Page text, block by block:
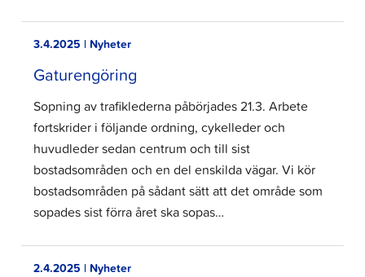
3.4.2025 | Nyheter
Gaturengöring
Sopning av trafiklederna påbörjades 21.3. Arbete
fortskrider i följande ordning, cykelleder och
huvudleder sedan centrum och till sist
bostadsområden och en del enskilda vägar. Vi kör
bostadsområden på sådant sätt att det område som
sopades sist förra året ska sopas…
2.4.2025 | Nyheter